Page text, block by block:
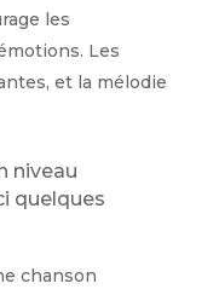
les
Les
et la mélodie
niveau
quelques
chanson